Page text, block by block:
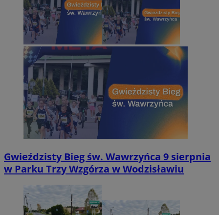
Gwieździsty Bieg św. Wawrzyńca 9 sierpnia
w Parku Trzy Wzgórza w Wodzisławiu